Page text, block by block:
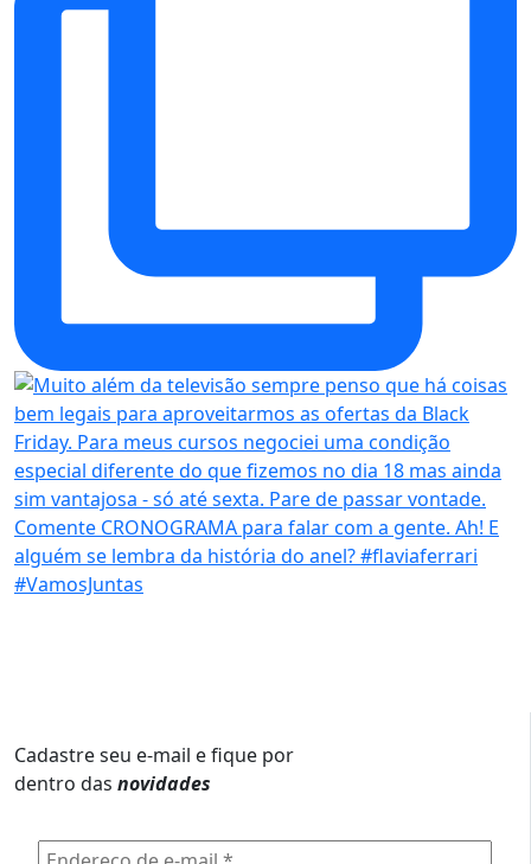
Cadastre seu e-mail e fique por
dentro das novidades